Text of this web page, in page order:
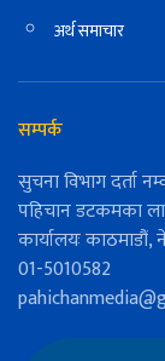
अर्थ समाचार
सम्पर्क
सुचना विभाग दर्ता
पहिचान डटकमका
कार्यालयः काठमाडौं,
01-5010582